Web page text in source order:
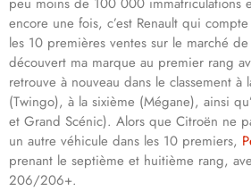
encore une fois, c’est Renault qui
les 10 premières ventes sur le marché
découvert ma marque au premier rang
retrouve à nouveau dans le classement
(Twingo), à la sixième (Mégane), ainsi
et Grand Scénic). Alors que Citroën ne
un autre véhicule dans les 10 premiers,
prenant le septième et huitième rang,
206/206+.